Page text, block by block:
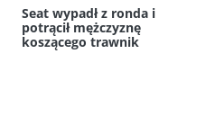
Seat wypadł z ronda i
potrącił mężczyznę
koszącego trawnik